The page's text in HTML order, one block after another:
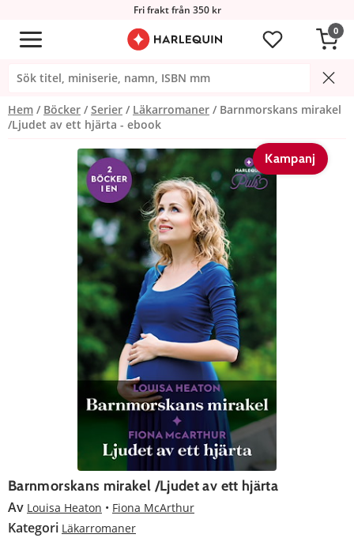
Fri frakt från 350 kr
0
Hem Böcker Serier Läkarromaner
Barnmorskans mirakel
/Ljudet av ett hjärta - ebook
Kampanj
Barnmorskans mirakel /Ljudet av ett hjärta
Av Louisa Heaton Fiona McArthur
Kategori Läkarromaner